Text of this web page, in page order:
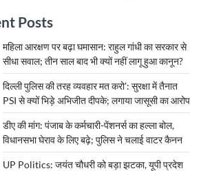
Posts
महिला आरक्षण पर बढ़ा घमासान: राहुल गांधी का सरकार से
सीधा सवाल; तीन साल बाद भी क्यों नहीं लागू हुआ कानून?
दिल्ली पुलिस की तरह व्यवहार मत करो’: सुरक्षा में तैनात
PSI से क्यों भिड़े अभिजीत दीपके; लगाया जासूसी का आरोप
डीए की मांग: पंजाब के कर्मचारी-पेंशनर्स का हल्ला बोल,
विधानसभा घेराव के लिए बढ़े; पुलिस ने चलाई वाटर कैनन
UP Politics: जयंत चौधरी को बड़ा झटका, यूपी प्रदेश